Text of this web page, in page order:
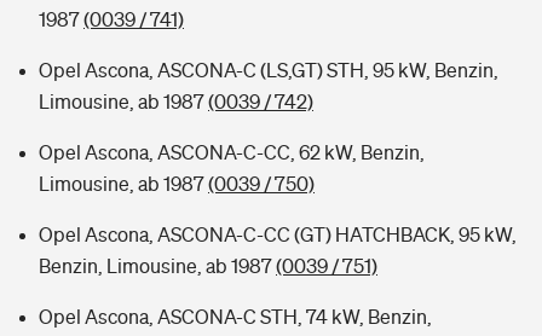
1987(0039 / 741)
Opel Ascona, ASCONA-C (LS,GT) STH, 95 kW, Benzin,
Limousine, ab 1987(0039 / 742)
Opel Ascona, ASCONA-C-CC, 62 kW, Benzin,
Limousine, ab 1987(0039 / 750)
Opel Ascona, ASCONA-C-CC (GT) HATCHBACK, 95 kW,
Benzin, Limousine, ab 1987(0039 / 751)
Opel Ascona, ASCONA-C STH, 74 kW, Benzin,